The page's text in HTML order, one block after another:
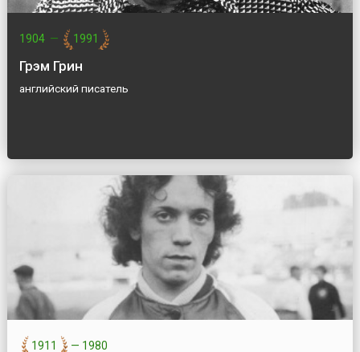
1904 — 1991
Грэм Грин
английский писатель
1911 — 1980